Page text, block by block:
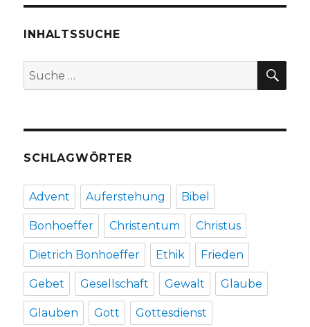
Welver
2015
INHALTSSUCHE
Suche
nach:
SCHLAGWÖRTER
Advent Auferstehung Bibel
Bonhoeffer Christentum Christus
Dietrich Bonhoeffer Ethik Frieden
Gebet Gesellschaft Gewalt Glaube
Glauben Gott Gottesdienst